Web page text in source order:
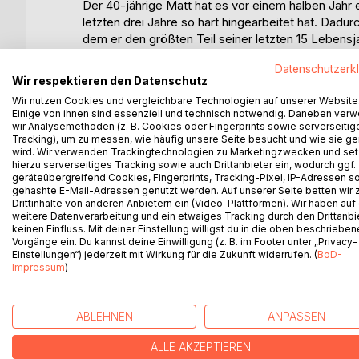
Der 40-jährige Matt hat es vor einem halben
letzten drei Jahre so hart hingearbeitet hat.
dem er den größten Teil seiner letzten 15
seiner großen Verwunderung ist er allerdings
Wenn Matt sein Leben bewerten müsste, würde
Erfolg erfüllter und glücklicher machen würde,
immerhin eine Menge schöner Dinge leisten und
geht als ihm...
Nach einer der vielen langen 70-Stunden-
Ruhe zu finden und abschalten zu können.
wird an einen scheinbar einsamen Strand
als unbewohnt und er lernt das Volk der Maoli
Auch wenn die Inselbewohner Matts Welt nur
vollends auf den Kopf.
WEITERE TITEL BEI
Wir respektieren den Datenschutz
Wir nutzen Cookies und vergleichbare Technologien auf unserer
Einige von ihnen sind essenziell und technisch notwendig. Daneben
wir Analysemethoden (z. B. Cookies oder Fingerprints sowie
Tracking), um zu messen, wie häufig unsere Seite besucht und wie sie
wird. Wir verwenden Trackingtechnologien zu Marketingzwecken und
hierzu serverseitiges Tracking sowie auch Drittanbieter ein, wodurch ggf.
geräteübergreifend Cookies, Fingerprints, Tracking-Pixel, IP-Adressen
gehashte E-Mail-Adressen genutzt werden. Auf unserer Seite betten wir
Drittinhalte von anderen Anbietern ein (Video-Plattformen). Wir haben auf
weitere Datenverarbeitung und ein etwaiges Tracking durch den
keinen Einfluss. Mit deiner Einstellung willigst du in die oben
Vorgänge ein. Du kannst deine Einwilligung (z. B. im Footer unter „Privacy-
Einstellungen“) jederzeit mit Wirkung für die Zukunft widerrufen. (BoD-
Impressum)
ABLEHNEN ANPASSEN
ALLE AKZEPTIEREN